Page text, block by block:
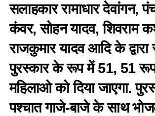
सलाहकार रामाधार देवांगन,
कंवर, सोहन यादव, शिवराम
राजकुमार यादव आदि के द्वारा
पुरस्कार के रूप में 51, 51
महिलाओ को दिया जाएगा.
पश्चात गाजे-बाजे के साथ